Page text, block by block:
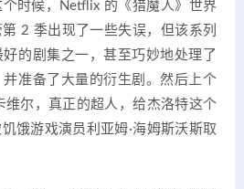
时候，Netflix 的《猎魔人》世界
2 季出现了一些失误，但该系列
的剧集之一，甚至巧妙地处理了
准备了大量的衍生剧。然后上个
维尔，真正的超人，给杰洛特这个
饿游戏演员利亚姆·海姆斯沃斯取